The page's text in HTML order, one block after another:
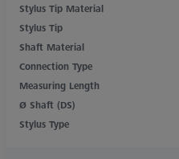
Stylus Tip Material
Stylus Tip
Shaft Material
Connection Type
Measuring Length
Ø Shaft (DS)
Stylus Type